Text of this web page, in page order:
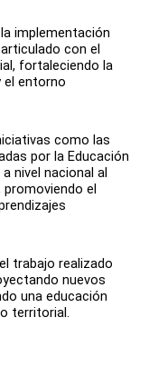
implementación
con el
fortaleciendo la
el entorno
como las
por la Educación
nivel nacional al
promoviendo el
trabajo realizado
nuevos
una educación
territorial.